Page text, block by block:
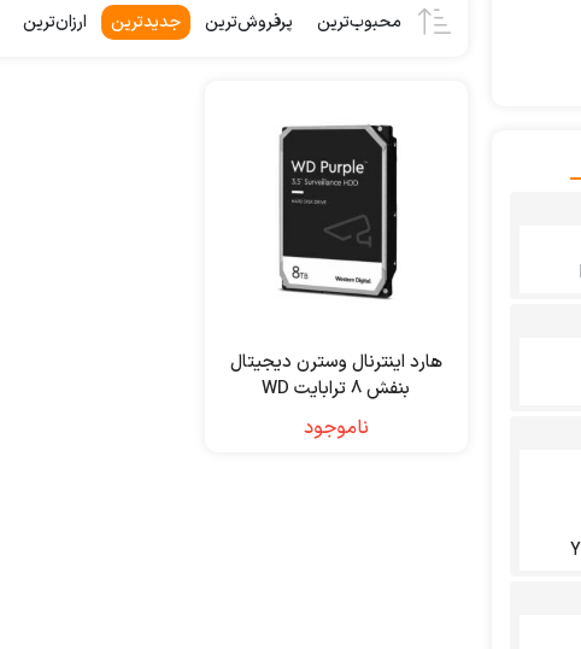
محبوب‌ترین پرفروش‌ترین جدیدترین ارزان‌ترین
هارد اینترنال وسترن دیجیتال
بنفش 8 ترابایت WD
ناموجود